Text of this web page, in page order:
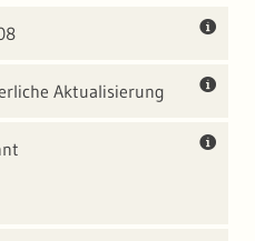
einfachen und
unterschieden (§ 30
Aufstellung des B-Plans
sowie § 12 BauGB.
und bauliche
Aktualisierung